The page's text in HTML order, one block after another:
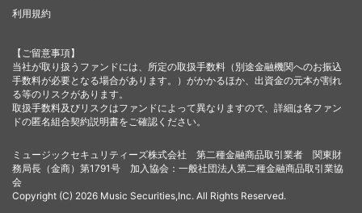
利用規約
【ご留意事項】
当社が取り扱うファンドには、所定の取扱手数料（別途金融機関へのお振込
手数料が必要となる場合があります。）がかかるほか、出資金の元本が割れ
る等のリスクがあります。
取扱手数料及びリスクはファンドによって異なりますので、詳細は各ファン
ドの匿名組合契約説明書をご確認ください。
ミュージックセキュリティーズ株式会社 第二種金融商品取引業者 関東財
務局長（金商）第1791号 加入協会：一般社団法人第二種金融商品取引業協
会
Copyright (C) 2026 Music Securities,Inc. All Rights Reserved.